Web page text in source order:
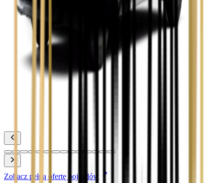
Zobacz
Toyota Corolla
Toyota Prius
Zobacz pełną ofertę pojazdów